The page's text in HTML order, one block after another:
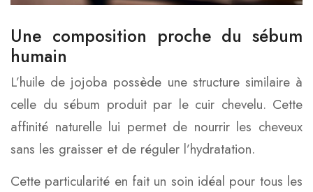
Une composition proche du sébum
humain
L’huile de jojoba possède une structure similaire à
celle du sébum produit par le cuir chevelu. Cette
affinité naturelle lui permet de nourrir les cheveux
sans les graisser et de réguler l’hydratation.
Cette particularité en fait un soin idéal pour tous les